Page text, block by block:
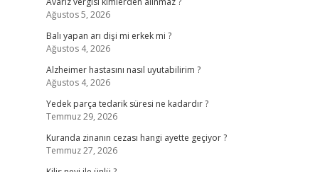
Ağustos 5, 2026
Balı yapan arı dişi mi erkek mi ?
Ağustos 4, 2026
Alzheimer hastasını nasıl uyutabilirim ?
Ağustos 4, 2026
Yedek parça tedarik süresi ne kadardır ?
Temmuz 29, 2026
Kuranda zinanın cezası hangi ayette geçiyor ?
Temmuz 27, 2026